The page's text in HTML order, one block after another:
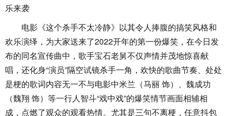
乐来袭
电影《这个杀手不太冷静》以其令人捧腹的搞笑风格和
欢乐演绎，为大家送来了2022开年的第一份爆笑，在今日发
布的同名宣传曲中，歌手宝石老舅不仅声情并茂地惊喜献
唱，还化身“演员”隔空试镜杀手一角，欢快的歌曲节奏、处处
是梗的歌词内容无一不与电影中米兰（马丽 饰）、魏成功
（魏翔 饰）等一行人智斗“戏中戏”的爆笑情节画面相辅相
成，点燃了观众的观看热情。尤其是三句不离梗，任意抖包